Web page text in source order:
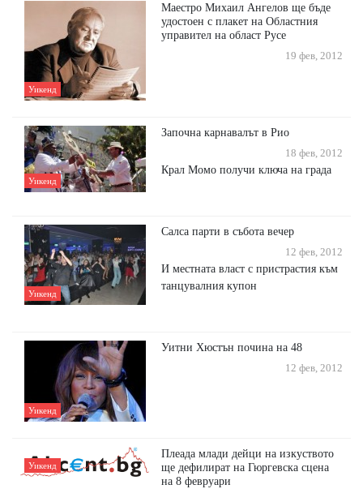
Уикенд
Маестро Михаил Ангелов ще бъде
удостоен с плакет на Областния
управител на област Русе
19 фев, 2012
Уикенд
Започна карнавалът в Рио
18 фев, 2012
Крал Момо получи ключа на града
Уикенд
Салса парти в събота вечер
12 фев, 2012
И местната власт с пристрастия към
танцувалния купон
Уикенд
Уитни Хюстън почина на 48
12 фев, 2012
Уикенд
Плеада млади дейци на изкуството
ще дефилират на Гюргевска сцена
на 8 февруари